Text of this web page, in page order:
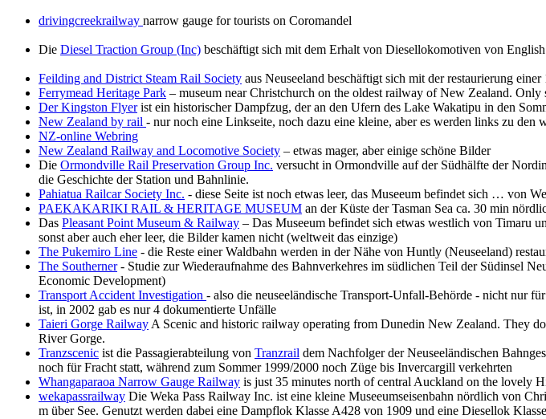
drivingcreekrailway narrow gauge for tourists on Coromandel
Die Diesel Traction Group (Inc) beschäftigt sich mit dem Erhalt von Diesellokomotiven von
Feilding and District Steam Rail Society aus Neuseeland beschäftigt sich mit der restaurierung
Ferrymead Heritage Park – museum near Christchurch on the oldest railway of New Zealand.
Der Kingston Flyerist ein historischer Dampfzug, der an den Ufern des Lake Wakatipu in den
New Zealand by rail - nur noch eine Linkseite, noch dazu eine kleine, aber es werden links zu
NZ-online Webring
New Zealand Railway and Locomotive Society – etwas mager, aber einige schöne Bilder
Die Ormondville Rail Preservation Group Inc. versucht in Ormondville auf der Südhälfte der
die Geschichte der Station und Bahnlinie.
Pahiatua Railcar Society Inc. - diese Seite ist noch etwas leer, das Museeum befindet sich … von
PAEKAKARIKI RAIL & HERITAGE MUSEUM an der Küste der Tasman Sea ca. 30 min
Das Pleasant Point Museum & Railway – Das Museeum befindet sich etwas westlich von Timaru
sonst aber auch eher leer, die Bilder kamen nicht (weltweit das einzige)
The Pukemiro Line - die Reste einer Waldbahn werden in der Nähe von Huntly (Neuseeland)
The Southerner- Studie zur Wiederaufnahme des Bahnverkehres im südlichen Teil der Südinsel
Economic Development)
Transport Accident Investigation - also die neuseeländische Transport-Unfall-Behörde - nicht nur
ist, in 2002 gab es nur 4 dokumentierte Unfälle
Taieri Gorge Railway A Scenic and historic railway operating from Dunedin New Zealand. They
River Gorge.
Tranzscenic ist die Passagierabteilung von Tranzrail dem Nachfolger der Neuseeländischen
noch für Fracht statt, während zum Sommer 1999/2000 noch Züge bis Invercargill verkehrten
Whangaparaoa Narrow Gauge Railway is just 35 minutes north of central Auckland on the lovely
wekapassrailway Die Weka Pass Railway Inc. ist eine kleine Museeumseisenbahn nördlich von
m über See. Genutzt werden dabei eine Dampflok Klasse A428 von 1909 und eine Diesellok